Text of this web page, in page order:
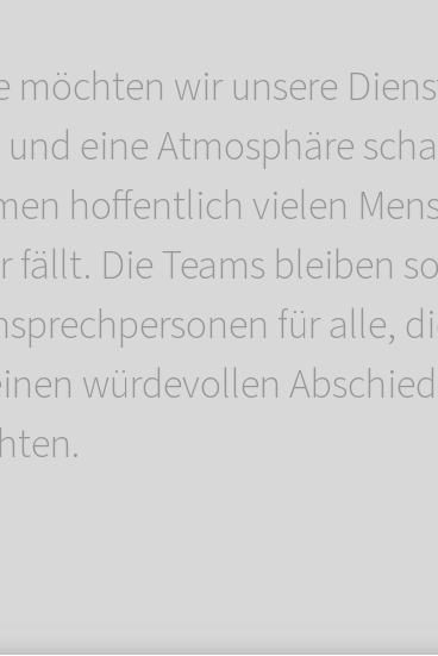
möchten wir unsere
eine Atmosphäre
hoffentlich vielen
fällt. Die Teams bleiben
für alle,
würdevollen Abschied